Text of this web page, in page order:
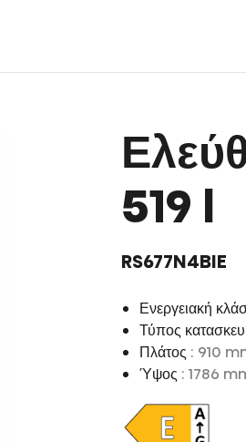
519 l
RS677N4BIE
Ενεργειακή
Τύπος
Πλάτος : 910
Ύψος : 1786